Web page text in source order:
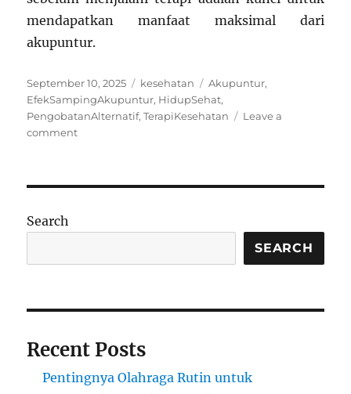
mendapatkan manfaat maksimal dari
akupuntur.
Posted
on
September 10, 2025 Categories
kesehatan Tags
Akupuntur,
EfekSampingAkupuntur, HidupSehat,
PengobatanAlternatif,TerapiKesehatan
Leave a
commenton
Efek
yang
Search
SEARCH
Recent Posts
Pentingnya Olahraga Rutin untuk